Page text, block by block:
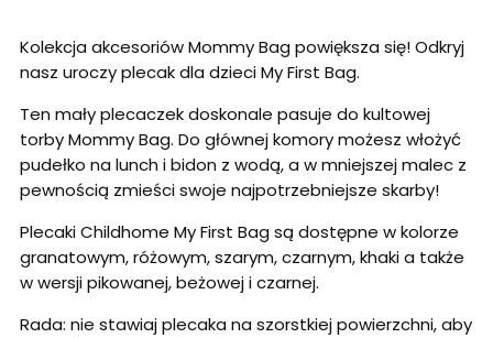
Kolekcja akcesoriów Mommy Bag powiększa się! Odkryj
nasz uroczy plecak dla dzieci My First Bag.
Ten mały plecaczek doskonale pasuje do kultowej
torby Mommy Bag. Do głównej komory możesz włożyć
pudełko na lunch i bidon z wodą, a w mniejszej malec z
pewnością zmieści swoje najpotrzebniejsze skarby!
Plecaki Childhome My First Bag są dostępne w kolorze
granatowym, różowym, szarym, czarnym, khaki a także
w wersji pikowanej, beżowej i czarnej.
Rada: nie stawiaj plecaka na szorstkiej powierzchni, aby